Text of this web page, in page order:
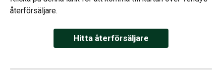
återförsäljare.
Hitta återförsäljare